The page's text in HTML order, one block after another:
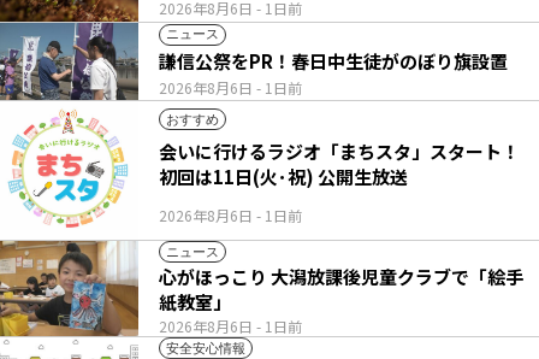
2026年8月6日 - 1日前
ニュース
2026年8月6日 - 1日前
謙信公祭をPR！春日中生徒がのぼり旗設置
おすすめ
2026年8月6日 - 1日前
会いに行けるラジオ「まちスタ」スタート！
初回は11日(火･祝) 公開生放送
ニュース
2026年8月6日 - 1日前
心がほっこり 大潟放課後児童クラブで「絵手
紙教室」
安全安心情報